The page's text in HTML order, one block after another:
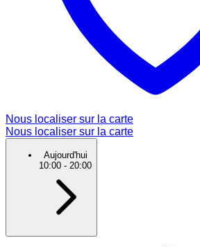
Nous localiser sur la carte
Nous localiser sur la carte
Aujourd'hui
10:00 - 20:00